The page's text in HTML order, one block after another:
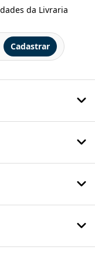
da Livraria
Cadastrar